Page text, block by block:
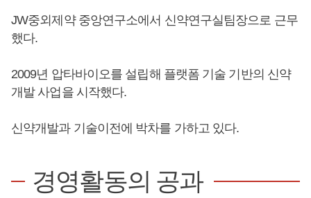
JW중외제약 중앙연구소에서 신약연구실팀장으로 근무
했다.
2009년 압타바이오를 설립해 플랫폼 기술 기반의 신약
개발 사업을 시작했다.
신약개발과 기술이전에 박차를 가하고 있다.
경영활동의 공과